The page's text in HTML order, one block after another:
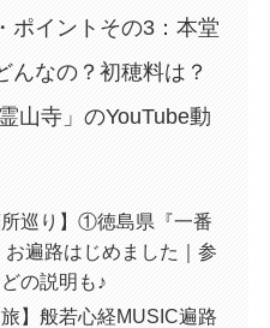
ポイントその3：本堂
んなの？初穂料は？
山寺」のYouTube動
所巡り】①徳島県『一番
遍路はじめました｜参
の説明も♪
旅】般若心経MUSIC遍路